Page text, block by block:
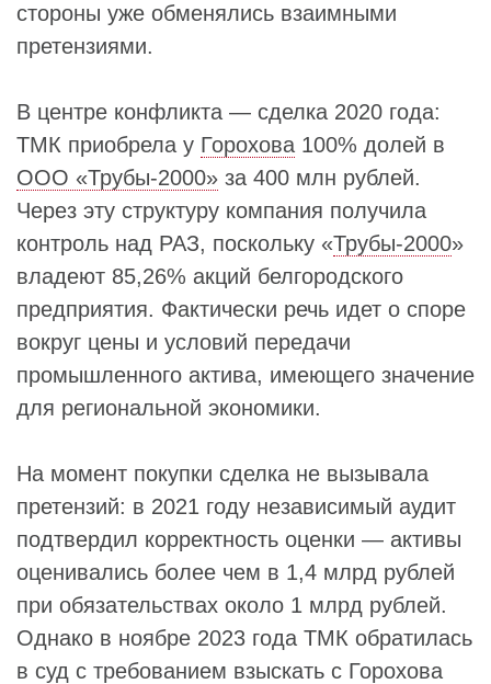
стороны уже обменялись взаимными
претензиями.
В центре конфликта — сделка 2020 года:
ТМК приобрела у Горохова 100% долей в
ООО «Трубы-2000» за 400 млн рублей.
Через эту структуру компания получила
контроль над РАЗ, поскольку «Трубы-2000»
владеют 85,26% акций белгородского
предприятия. Фактически речь идет о споре
вокруг цены и условий передачи
промышленного актива, имеющего значение
для региональной экономики.
На момент покупки сделка не вызывала
претензий: в 2021 году независимый аудит
подтвердил корректность оценки — активы
оценивались более чем в 1,4 млрд рублей
при обязательствах около 1 млрд рублей.
Однако в ноябре 2023 года ТМК обратилась
в суд с требованием взыскать с Горохова